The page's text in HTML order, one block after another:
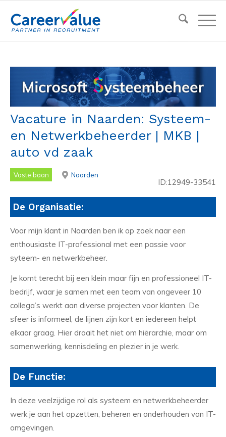
Vacature in Naarden: Systeem-
en Netwerkbeheerder | MKB |
auto vd zaak
Vaste baan Naarden
ID:12949-33541
De Organisatie:
Voor mijn klant in Naarden ben ik op zoek naar een
enthousiaste IT-professional met een passie voor
syteem- en netwerkbeheer.
Je komt terecht bij een klein maar fijn en professioneel IT-
bedrijf, waar je samen met een team van ongeveer 10
collega’s werkt aan diverse projecten voor klanten. De
sfeer is informeel, de lijnen zijn kort en iedereen helpt
elkaar graag. Hier draait het niet om hiërarchie, maar om
samenwerking, kennisdeling en plezier in je werk.
De Functie:
In deze veelzijdige rol als systeem en netwerkbeheerder
werk je aan het opzetten, beheren en onderhouden van IT-
omgevingen.